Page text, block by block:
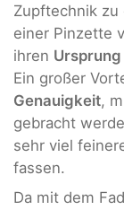
Zupftechnik
einer Pinzette
ihren
Ein großer
Genauigkeit,
gebracht
sehr viel
fassen.
Da mit dem